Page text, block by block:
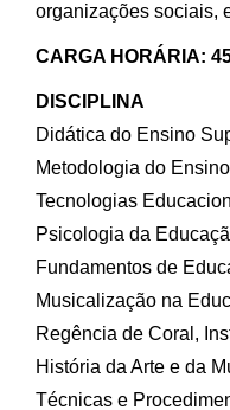
organizações sociais,
CARGA HORÁRIA:
DISCIPLINA
Didática do Ensino
Metodologia do
Tecnologias
Psicologia da
Fundamentos de
Musicalização na
Regência de Coral,
História da Arte e da
Técnicas e